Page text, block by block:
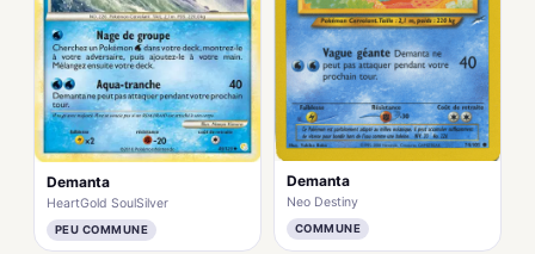
Demanta
HeartGold SoulSilver
PEU COMMUNE
Demanta
Neo Destiny
COMMUNE